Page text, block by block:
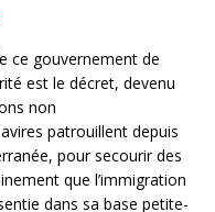
ce gouvernement de
est le décret, devenu
non
patrouillent depuis
pour secourir des
que l’immigration
dans sa base petite-